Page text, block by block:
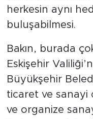
herkesin aynı
buluşabilmesi.
Bakın, burada
Eskişehir
Büyükşehir
ticaret ve sanayi
ve organize